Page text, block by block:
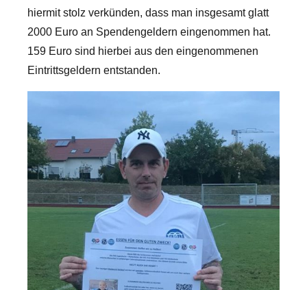
hiermit stolz verkünden, dass man insgesamt glatt
2000 Euro an Spendengeldern eingenommen hat.
159 Euro sind hierbei aus den eingenommenen
Eintrittsgeldern entstanden.